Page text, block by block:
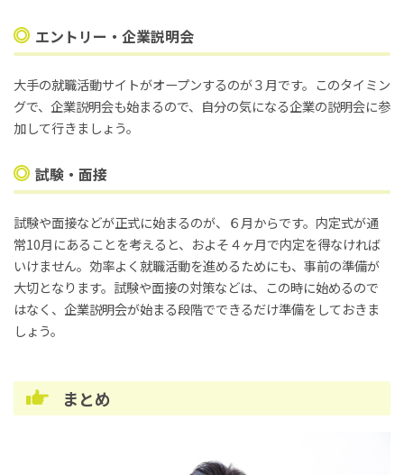
エントリー・企業説明会
大手の就職活動サイトがオープンするのが３月です。このタイミン
グで、企業説明会も始まるので、自分の気になる企業の説明会に参
加して行きましょう。
試験・面接
試験や面接などが正式に始まるのが、６月からです。内定式が通
常10月にあることを考えると、およそ４ヶ月で内定を得なければ
いけません。効率よく就職活動を進めるためにも、事前の準備が
大切となります。試験や面接の対策などは、この時に始めるので
はなく、企業説明会が始まる段階でできるだけ準備をしておきま
しょう。
まとめ